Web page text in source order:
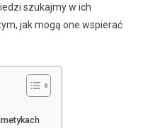
szukajmy w ich
jak mogą one wspierać